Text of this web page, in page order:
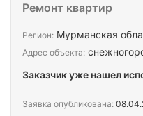
Ремонт квартир
Регион: Мурманская
Адрес объекта:
Заказчик уже нашел
Заявка опубликована: